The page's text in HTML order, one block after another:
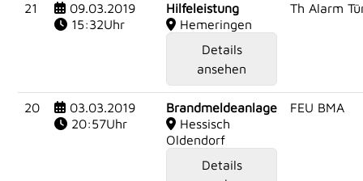
21
09.03.2019
15:32Uhr
Hilfeleistung
Hemeringen
Details
ansehen
Th Alarm
20
03.03.2019
20:57Uhr
Brandmeldeanlage
Hessisch
Oldendorf
Details
FEU BMA